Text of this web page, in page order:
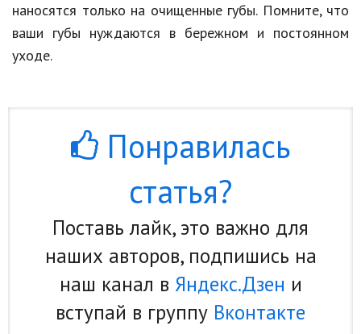
наносятся только на очищенные губы. Помните, что
ваши губы нуждаются в бережном и постоянном
уходе.
Понравилась
статья?
Поставь лайк, это важно для
наших авторов, подпишись на
наш канал в Яндекс.Дзен и
вступай в группу Вконтакте